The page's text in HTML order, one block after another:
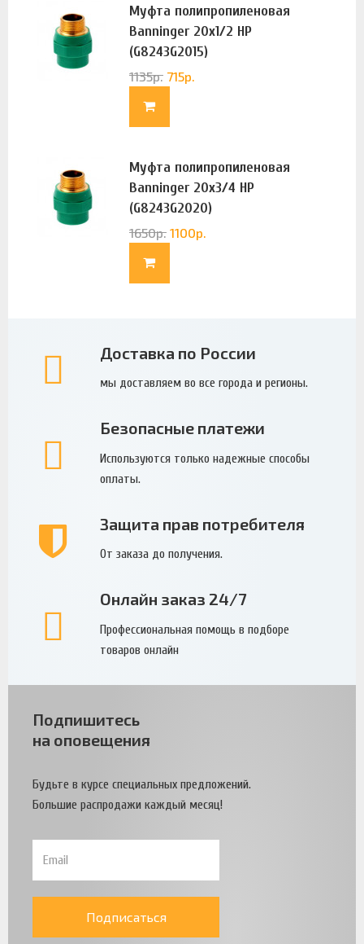
Муфта полипропиленовая
Banninger 20х1/2 НР
(G8243G2015)
1135р. 715р.
Муфта полипропиленовая
Banninger 20х3/4 НР
(G8243G2020)
1650р. 1100р.
Доставка по России
мы доставляем во все города и регионы.
Безопасные платежи
Используются только надежные способы
оплаты.
Защита прав потребителя
От заказа до получения.
Онлайн заказ 24/7
Профессиональная помощь в подборе
товаров онлайн
Подпишитесь
на оповещения
Будьте в курсе специальных предложений.
Большие распродажи каждый месяц!
Подписаться